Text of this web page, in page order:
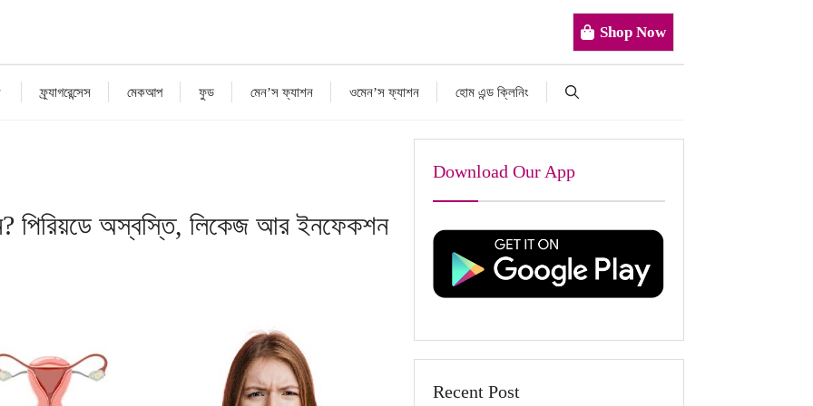
Shop Now
ফ্র্যাগরেন্সেস মেকআপ ফুড মেন’স ফ্যাশন ওমেন’স ফ্যাশন হোম এন্ড ক্লিনিং
পিরিয়ডে অস্বস্তি, লিকেজ আর ইনফেকশন
Download Our App
Recent Post